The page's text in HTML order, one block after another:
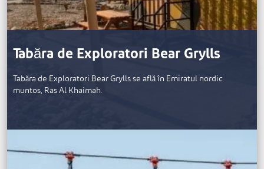
Tabăra de Exploratori Bear Grylls
Tabăra de Exploratori Bear Grylls se află în Emiratul nordic
muntos, Ras Al Khaimah.